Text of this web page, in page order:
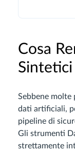
Cosa
Sintetici
Sebbene molte
dati artificiali,
pipeline di
Gli strumenti
strettamente